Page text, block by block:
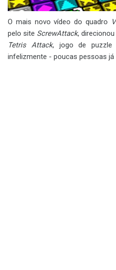
O mais novo vídeo do quadro
pelo site ScrewAttack,
Tetris Attack, jogo de
infelizmente - poucas pessoas já